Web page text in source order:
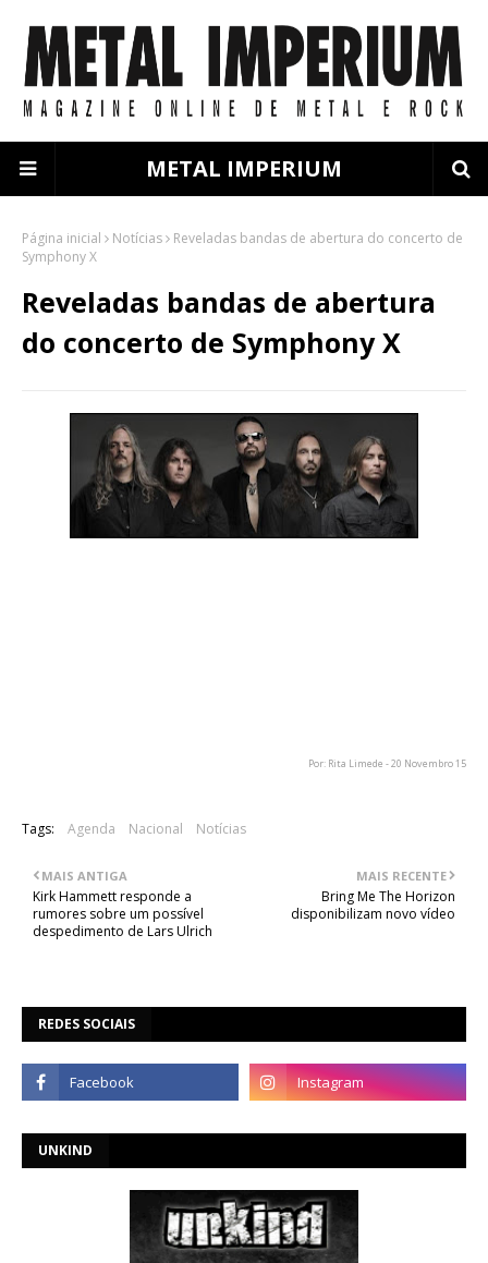
METAL IMPERIUM
Página inicial Notícias
Reveladas bandas de abertura do concerto de
Symphony X
Reveladas bandas de abertura
do concerto de Symphony X
Por: Rita Limede - 20 Novembro 15
Tags: Agenda Nacional Notícias
MAIS RECENTE
Bring Me The Horizon
disponibilizam novo vídeo
MAIS ANTIGA
Kirk Hammett responde a
rumores sobre um possível
despedimento de Lars Ulrich
REDES SOCIAIS
UNKIND